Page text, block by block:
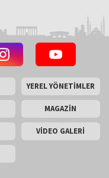
YEREL YÖNETİMLER
MAGAZİN
VİDEO GALERİ